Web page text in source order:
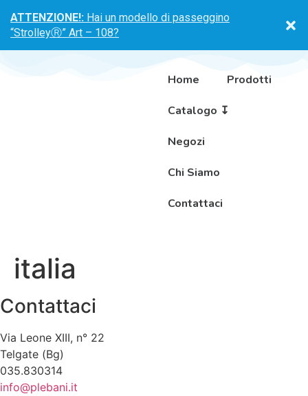
ATTENZIONE!: Hai un modello di passeggino
“StrolleyⓇ” Art – 108?
Home Prodotti
Catalogo ↧
Negozi
Chi Siamo
Contattaci
italia
Contattaci
Via Leone XIII, n° 22
Telgate (Bg)
035.830314
info@plebani.it